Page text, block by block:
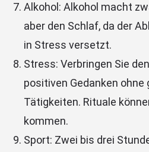
Alkohol: Alkohol macht
aber den Schlaf, da der
in Stress versetzt.
Stress: Verbringen Sie
positiven Gedanken
Tätigkeiten. Rituale
kommen.
Sport: Zwei bis drei